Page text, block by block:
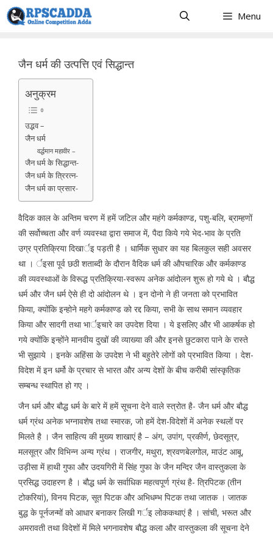
Skip
to
Menu
जैन धर्म की उत्पत्ति एवं सिद्धान्त
अनुक्रम
उद्भव –
जैन धर्म
वर्द्धमान महावीर –
जैन धर्म के सिद्धान्त-
जैन धर्म के त्रिरत्न-
जैन धर्म का प्रसार-
वैदिक काल के अन्तिम चरण में हमें जटिल और महंगे कर्मकाण्ड, पशु-बलि, ब्राम्हणों
की सर्वोच्चता और वर्ण व्यवस्था द्वारा समाज में, पैदा किये गये भेद-भाव के प्रति
उग्र प्रतिक्रिया दिखार्इ पड़ती है । धार्मिक सुधार का यह बिलकुल सही अवसर
था । र्इसा पूर्व छठी शताब्दी के दौरान वैदिक धर्म की औपचारिक और कर्मकाण्ड
की व्यवस्थाओं के विरूद्ध प्रतिक्रिया-स्वरूप अनेक आंदोलन शुरू हो गये थे । बौद्ध
धर्म और जैन धर्म ऐसे ही दो आंदोलन थे । इन दोनो ने ही जनता को प्रभावित
किया, क्योंकि इन्होने महगे कर्मकाण्ड को रद्द किया, सभी के साथ समान व्यवहार
किया और सादगी तथा भार्इचारे का उपदेश दिया । ये इसलिए और भी आकर्षक हो
गये क्योंकि इन्होंने मानवीय दुखों की व्याख्या की और इनसे छुटकारा पाने के रास्ते
भी सुझाये । इनके अहिंसा के उपदेश ने भी बहुतेरे लोगों को प्रभावित किया । देश-
विदेश में इन धर्मो के प्रचार से भारत और अन्य देशों के बीच करीबी सांस्कृतिक
सम्बन्ध स्थापित हो गए ।
जैन धर्म और बौद्ध धर्म के बारे में हमें सूचना देने वाले स्त्रोत है- जैन धर्म और बौद्ध
धर्म ग्रंथ अनेक भग्नावशेष तथा स्मारक, जो हमें देश-विदेशों में अनेक स्थलों पर
मिलते है । जैन साहित्य की मुख्य शाखाएं है – अंग, उपांग, प्रकीर्ण, छेदसूत्र,
मलसूत्र और विभिन्न अन्य ग्रंथ । राजगीर, मथुरा, श्रवणबेलगोल, माउंट आबू,
उड़ीसा में हाथी गुफा और उदयगिरी में सिंह गुफा के जैन मन्दिर जैन वास्तुकला के
प्रसिद्ध उदाहरण है । बौद्ध धर्म के सर्वाधिक महत्वपूर्ण ग्रंथ है- त्रिपिटक (तीन
टोकरियां), विनय पिटक, सूत पिटक और अभिधम्भ पिटक तथा जातक । जातक
बुद्ध के पूर्नजन्मों को आधार बनाकर लिखी गर्इ लोककथाएं है । सांची, भरूत और
अमरावती तथा विदेशों में मिले भगनावशेष बौद्ध कला और वास्तुकला की सूचना देने